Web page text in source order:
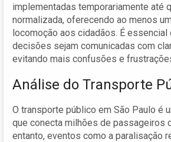
implementadas temporariamente até
normalizada, oferecendo ao menos
locomoção aos cidadãos. É essencial
decisões sejam comunicadas com
evitando mais confusões e
Análise do Transporte
O transporte público em São Paulo é
que conecta milhões de passageiros
entanto, eventos como a paralisação